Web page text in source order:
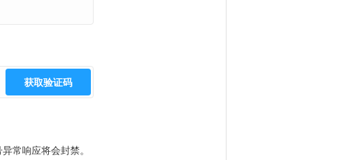
获取验证码
常响应将会封禁。